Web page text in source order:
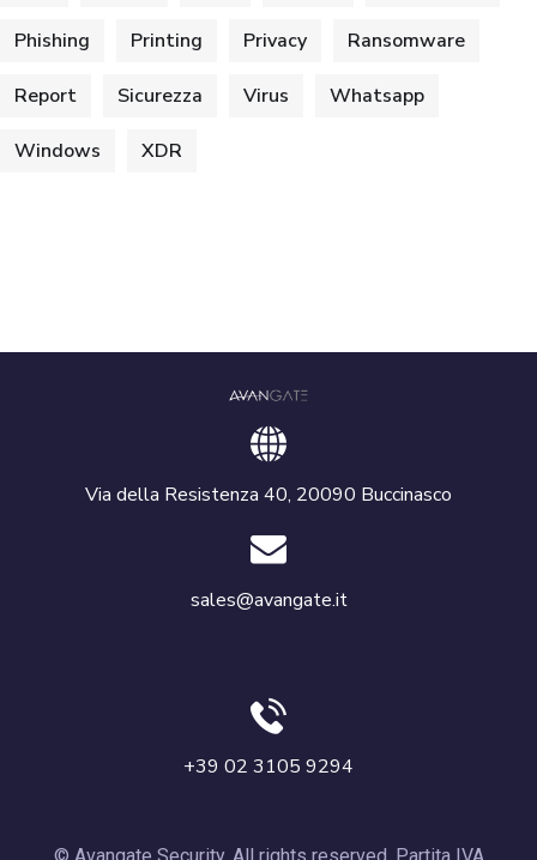
Phishing Printing Privacy Ransomware
Report Sicurezza Virus Whatsapp
Windows XDR
Via della Resistenza 40, 20090 Buccinasco
sales@avangate.it
+39 02 3105 9294